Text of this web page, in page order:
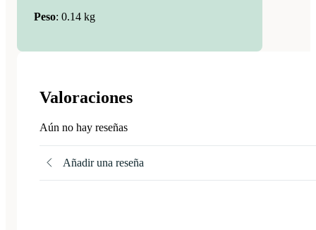
Peso: 0.14 kg
Valoraciones
Aún no hay reseñas
Añadir una reseña